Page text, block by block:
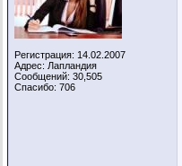
Регистрация: 14.02.2007
Адрес: Лапландия
Сообщений: 30,505
Спасибо: 706